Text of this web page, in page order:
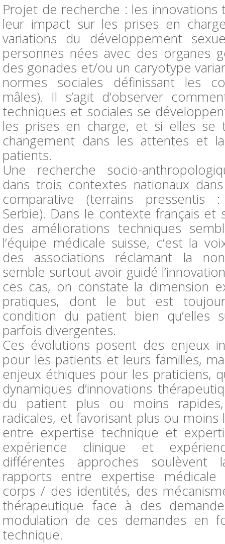
Projet de recherche : les innovations
leur impact sur les prises en
variations du développement
personnes nées avec des organes
des gonades et/ou un caryotype
normes sociales définissant les
mâles). Il s’agit d’observer
techniques et sociales se
les prises en charge, et si elles se
changement dans les attentes et
patients.
Une recherche socio-
dans trois contextes nationaux
comparative (terrains pressentis
Serbie). Dans le contexte français et
des améliorations techniques
l’équipe médicale suisse, c’est la
des associations réclamant la
semble surtout avoir guidé
ces cas, on constate la dimension
pratiques, dont le but est
condition du patient bien qu’elles
parfois divergentes.
Ces évolutions posent des enjeux
pour les patients et leurs familles,
enjeux éthiques pour les praticiens,
dynamiques d’innovations
du patient plus ou moins
radicales, et favorisant plus ou
entre expertise technique et
expérience clinique et
différentes approches soulèvent
rapports entre expertise
corps / des identités, des
thérapeutique face à des
modulation de ces demandes en
technique.